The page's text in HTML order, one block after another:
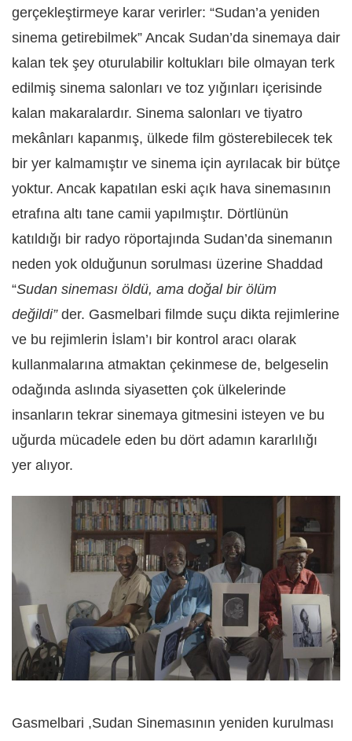
gerçekleştirmeye karar verirler: “Sudan’a yeniden
sinema getirebilmek” Ancak Sudan’da sinemaya dair
kalan tek şey oturulabilir koltukları bile olmayan terk
edilmiş sinema salonları ve toz yığınları içerisinde
kalan makaralardır. Sinema salonları ve tiyatro
mekânları kapanmış, ülkede film gösterebilecek tek
bir yer kalmamıştır ve sinema için ayrılacak bir bütçe
yoktur. Ancak kapatılan eski açık hava sinemasının
etrafına altı tane camii yapılmıştır. Dörtlünün
katıldığı bir radyo röportajında Sudan’da sinemanın
neden yok olduğunun sorulması üzerine Shaddad
“Sudan sineması öldü, ama doğal bir ölüm
değildi”der. Gasmelbari filmde suçu dikta rejimlerine
ve bu rejimlerin İslam’ı bir kontrol aracı olarak
kullanmalarına atmaktan çekinmese de, belgeselin
odağında aslında siyasetten çok ülkelerinde
insanların tekrar sinemaya gitmesini isteyen ve bu
uğurda mücadele eden bu dört adamın kararlılığı
yer alıyor.
Gasmelbari ,Sudan Sinemasının yeniden kurulması